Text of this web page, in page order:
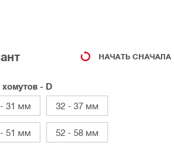
НАЧАТЬ СНАЧАЛА
- D
31 мм 32 - 37 мм
51 мм 52 - 58 мм